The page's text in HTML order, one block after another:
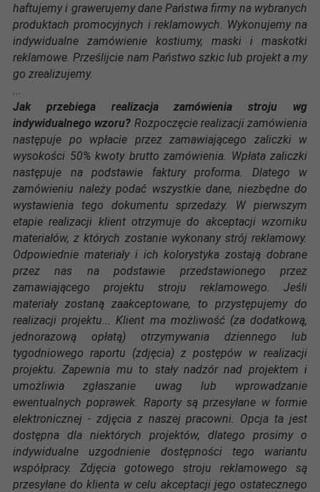
haftujemy i grawerujemy dane Państwa firmy na wybranych
produktach promocyjnych i reklamowych. Wykonujemy na
indywidualne zamówienie kostiumy, maski i maskotki
reklamowe. Prześlijcie nam Państwo szkic lub projekt a my
go zrealizujemy.
...
Jak przebiega realizacja zamówienia stroju wg
indywidualnego wzoru? Rozpoczęcie realizacji zamówienia
następuje po wpłacie przez zamawiającego zaliczki w
wysokości 50% kwoty brutto zamówienia. Wpłata zaliczki
następuje na podstawie faktury proforma. Dlatego w
zamówieniu należy podać wszystkie dane, niezbędne do
wystawienia tego dokumentu sprzedaży. W pierwszym
etapie realizacji klient otrzymuje do akceptacji wzorniku
materiałów, z których zostanie wykonany strój reklamowy.
Odpowiednie materiały i ich kolorystyka zostają dobrane
przez nas na podstawie przedstawionego przez
zamawiającego projektu stroju reklamowego. Jeśli
materiały zostaną zaakceptowane, to przystępujemy do
realizacji projektu... Klient ma możliwość (za dodatkową,
jednorazową opłatą) otrzymywania dziennego lub
tygodniowego raportu (zdjęcia) z postępów w realizacji
projektu. Zapewnia mu to stały nadzór nad projektem i
umożliwia zgłaszanie uwag lub wprowadzanie
ewentualnych poprawek. Raporty są przesyłane w formie
elektronicznej - zdjęcia z naszej pracowni. Opcja ta jest
dostępna dla niektórych projektów, dlatego prosimy o
indywidualne uzgodnienie dostępności tego wariantu
współpracy. Zdjęcia gotowego stroju reklamowego są
przesyłane do klienta w celu akceptacji jego ostatecznego